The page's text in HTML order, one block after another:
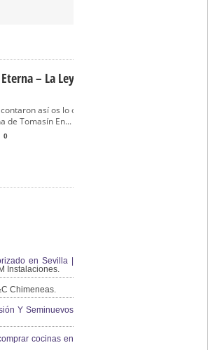
– La Leyenda De
así os lo cuento… La
de Tomasín En...
0
en Sevilla |
Instalaciones.
Chimeneas.
Y Seminuevos
cocinas en